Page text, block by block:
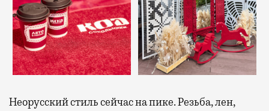
Неорусский стиль сейчас на пике. Резьба, лен,